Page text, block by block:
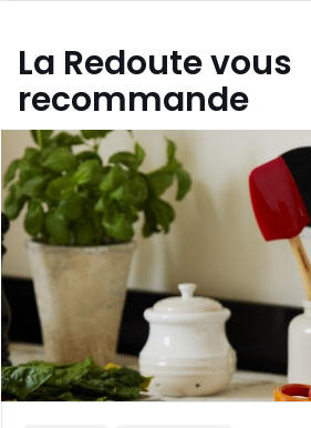
La Redoute vous
recommande